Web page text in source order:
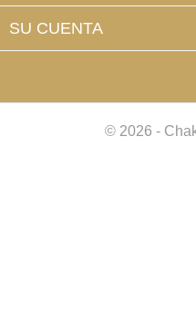
SU CUENTA
© 2026 -